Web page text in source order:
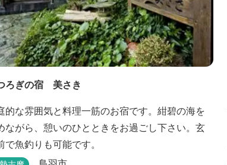
ろぎの宿 美さき
的な雰囲気と料理一筋のお宿です。紺碧の海を
ながら、憩いのひとときをお過ごし下さい。玄
で魚釣りも可能です。